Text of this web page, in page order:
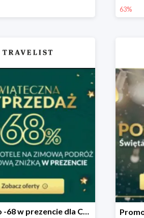
63%
ZNIŻKI do -68 w prezencie dla Ciebie 🎅